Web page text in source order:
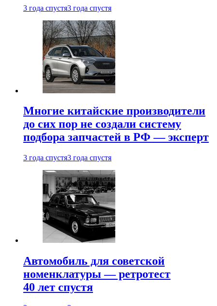
3 года спустя3 года спустя
Многие китайские производители
до сих пор не создали систему
подбора запчастей в РФ — эксперт
3 года спустя3 года спустя
Автомобиль для советской
номенклатуры — ретротест
40 лет спустя